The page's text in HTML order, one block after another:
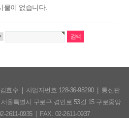
물이 없습니다.
효수 사업자번호 128-36-98290
통신판
서울특별시 구로구 경인로 53길 15 구로중앙
2611-0935 FAX. 02-2611-0937